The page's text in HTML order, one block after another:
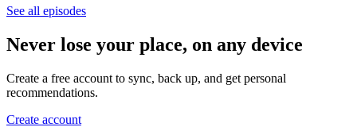
See all episodes
Never lose your place, on any device
Create a free account to sync, back up, and get personal
recommendations.
Create account